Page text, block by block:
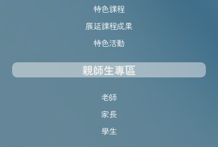
特色課程
展延課程成果
特色活動
親師生專區
老師
家長
學生